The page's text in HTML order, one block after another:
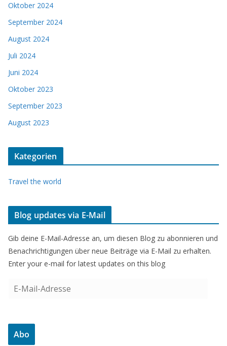
Oktober 2024
September 2024
August 2024
Juli 2024
Juni 2024
Oktober 2023
September 2023
August 2023
Kategorien
Travel the world
Blog updates via E-Mail
Gib deine E-Mail-Adresse an, um diesen Blog zu abonnieren und
Benachrichtigungen über neue Beiträge via E-Mail zu erhalten.
Enter your e-mail for latest updates on this blog
a
Abo